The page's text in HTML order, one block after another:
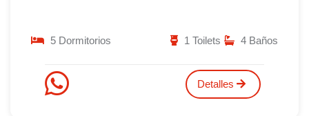
5 Dormitorios 4 Baños
1 Toilets
Detalles